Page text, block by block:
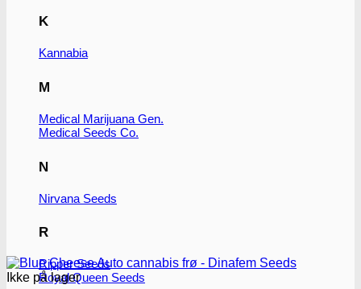
K
Kannabia
M
Medical Marijuana Gen.
Medical Seeds Co.
N
Nirvana Seeds
R
Ripper Seeds
Royal Queen Seeds
Ikke på lager